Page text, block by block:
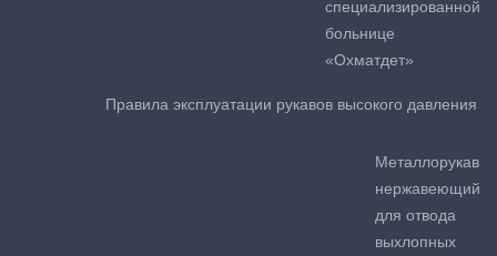
специализированной
больнице
«Охматдет»
Правила эксплуатации рукавов высокого давления
Металлорукав
нержавеющий
для отвода
выхлопных